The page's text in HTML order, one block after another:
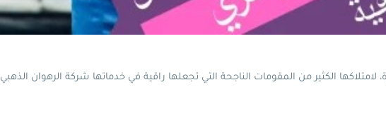
الكثير من المقومات الناجحة التي تجعلها راقية في خدماتها شركة الرهوان الذهبي